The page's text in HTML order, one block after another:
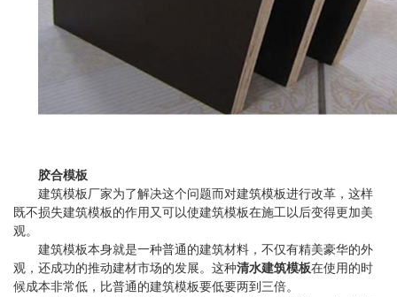
胶合模板
建筑模板厂家为了解决这个问题而对建筑模板进行改革，这样
既不损失建筑模板的作用又可以使建筑模板在施工以后变得更加美
观。
建筑模板本身就是一种普通的建筑材料，不仅有精美豪华的外
观，还成功的推动建材市场的发展。这种清水建筑模板在使用的时
候成本非常低，比普通的建筑模板要低要两到三倍。